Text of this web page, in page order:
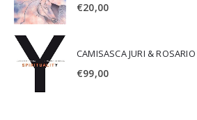
€20,00
CAMISASCA JURI &
€99,00